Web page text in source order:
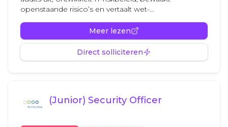
openstaande risico’s en vertaalt wet-...
Meer lezen
Direct solliciteren
(Junior) Security Officer